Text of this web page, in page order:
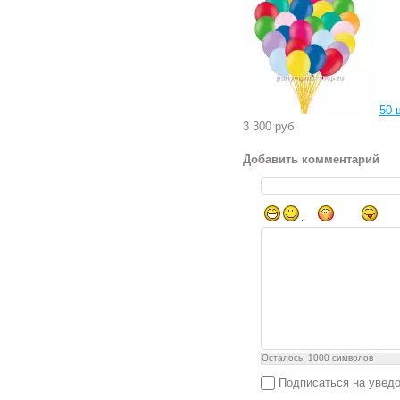
50
3 300 руб
Добавить комментарий
Осталось: 1000 символов
Подписаться на